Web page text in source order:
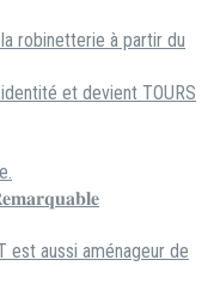
robinetterie à partir du
et devient TOURS
est aussi aménageur de